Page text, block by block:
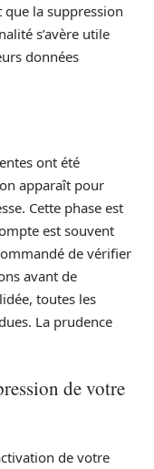
que la suppression
s’avère utile
données
ont été
apparaît pour
Cette phase est
est souvent
de vérifier
avant de
toutes les
La prudence
de votre
de votre